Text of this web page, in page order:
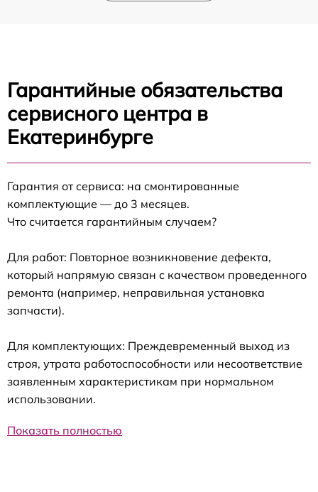
Гарантийные обязательства
сервисного центра в
Екатеринбурге
Гарантия от сервиса: на смонтированные
комплектующие — до 3 месяцев.
Что считается гарантийным случаем?
Для работ: Повторное возникновение дефекта,
который напрямую связан с качеством проведенного
ремонта (например, неправильная установка
запчасти).
Для комплектующих: Преждевременный выход из
строя, утрата работоспособности или несоответствие
заявленным характеристикам при нормальном
использовании.
Показать полностью